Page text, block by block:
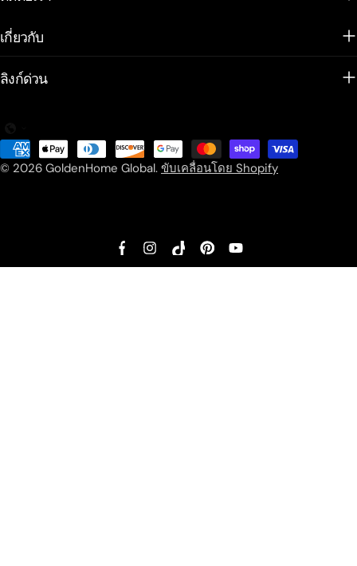
เกี่ยวกับ
ลิงก์ด่วน
© 2026 GoldenHome Global. ขับเคลื่อนโดย Shopify
การ